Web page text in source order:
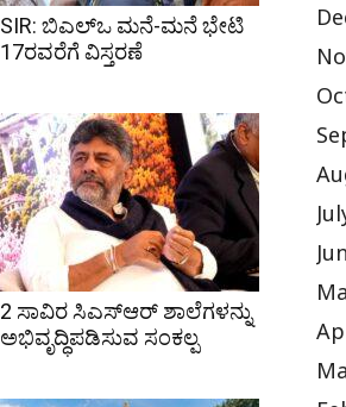
SIR: ಬಿಎಲ್ಒ ಮನೆ-ಮನೆ ಭೇಟಿ
17ರವರೆಗೆ ವಿಸ್ತರಣೆ
2 ಸಾವಿರ ಸಿಎಸ್‌ಆರ್ ಶಾಲೆಗಳನ್ನು
ಅಭಿವೃದ್ಧಿಪಡಿಸುವ ಸಂಕಲ್ಪ